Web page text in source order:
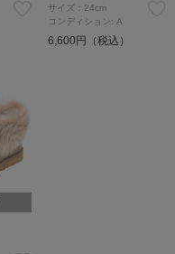
サイズ：24cm
コンディション: A
6,600円（税込）